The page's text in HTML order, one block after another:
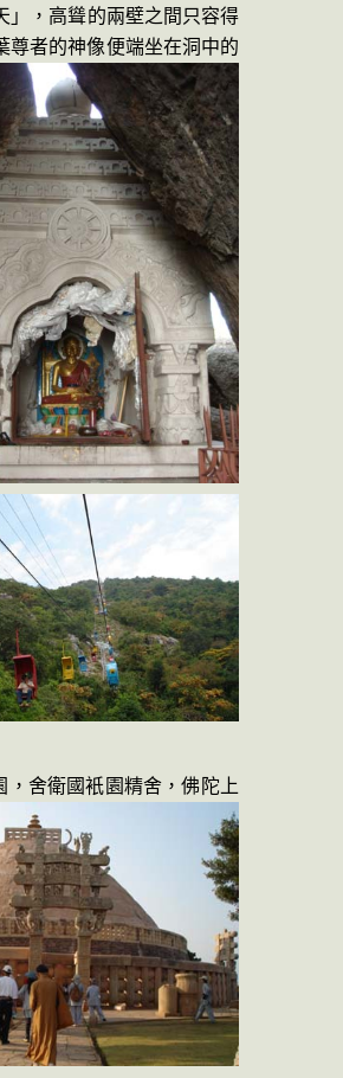
」， 高聳的兩壁之間只容得
尊者的神像便端坐在洞中的
，舍衛國衹園精舍，佛陀上